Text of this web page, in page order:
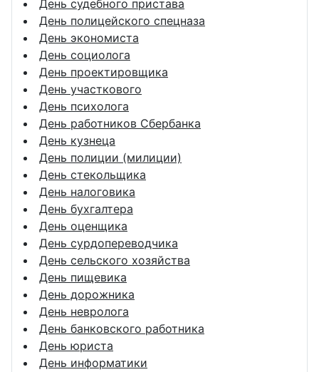
День судебного пристава
День полицейского спецназа
День экономиста
День социолога
День проектировщика
День участкового
День психолога
День работников Сбербанка
День кузнеца
День полиции (милиции)
День стекольщика
День налоговика
День бухгалтера
День оценщика
День сурдопереводчика
День сельского хозяйства
День пищевика
День дорожника
День невролога
День банковского работника
День юриста
День информатики